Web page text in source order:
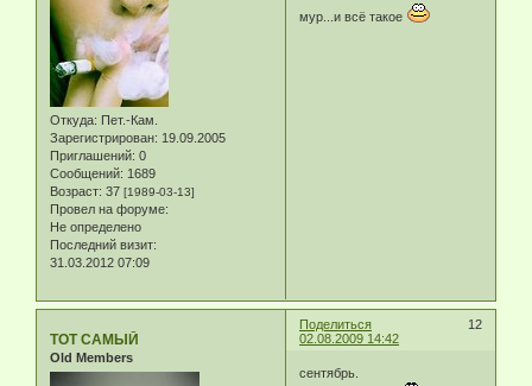
Откуда: Пет.-Кам.
Зарегистрирован: 19.09.2005
Приглашений: 0
Сообщений: 1689
Возраст: 37 [1989-03-13]
Провел на форуме:
Не определено
Последний визит:
31.03.2012 07:09
мур...и всё такое
Поделиться
12
02.08.2009 14:42
ТОТ САМЫЙ
Old Members
сентябрь.